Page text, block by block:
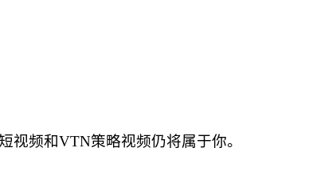
视频和VTN策略视频仍将属于你。